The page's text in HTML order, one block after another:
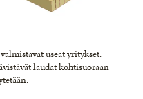
useat yritykset.
laudat kohtisuoraan